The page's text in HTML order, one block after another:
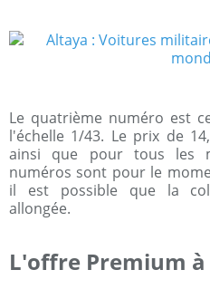
Le quatrième numéro est
l'échelle 1/43. Le prix de
ainsi que pour tous les
numéros sont pour le
il est possible que la
allongée.
L'offre Premium à